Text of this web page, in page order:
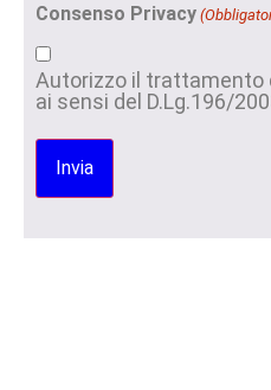
Consenso Privacy
Autorizzo il trattamento
ai sensi del D.Lg.196/